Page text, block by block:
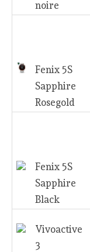
noire
Fenix 5S
Sapphire
Rosegold
Fenix 5S
Sapphire
Black
Vivoactive
3